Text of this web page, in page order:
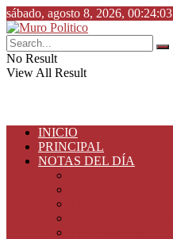
sábado, agosto 8, 2026, 00:24:03
No Result
View All Result
INICIO
PRINCIPAL
NOTAS DEL DÍA